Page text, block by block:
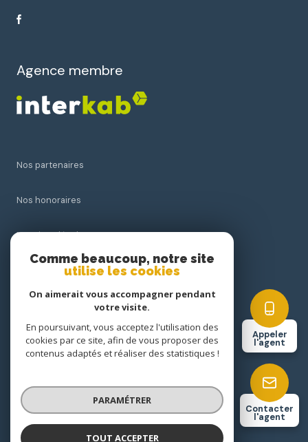
Appeler
l'agent
Contacter
l'agent
Agence membre
Nos partenaires
Nos honoraires
Mentions légales
Cookies
© 2026 | Tous droits réservés
Réalisé par
Comme beaucoup, notre site
utilise les cookies
On aimerait vous accompagner pendant
votre visite.
En poursuivant, vous acceptez l'utilisation des
cookies par ce site, afin de vous proposer des
contenus adaptés et réaliser des statistiques !
PARAMÉTRER
TOUT ACCEPTER